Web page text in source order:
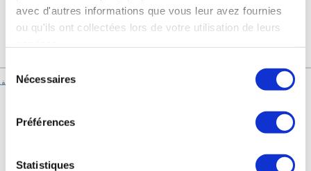
avec d'autres informations que vous leur avez fournies
ou qu'ils ont collectées lors de votre utilisation de leurs
Sélection
Nécessaires
Préférences
Statistiques
يورياج "جبال الألب
التزاماتنا
محطة العلاج الحراري
صفحة الفيسبوك الخاصة بنا